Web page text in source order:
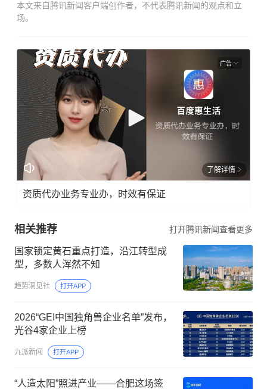
本文来自腾讯新闻客户端创作者，不代表腾讯新闻的观点和立
场。
广告
了解详情
资质代办业务专业办，时效有保证
相关推荐 打开腾讯新闻查看更多
国家锁定黄石重点打造，沿江转型成
型，多数人浑然不知
趋势洞见社 打开APP
2026“GEI中国独角兽企业名单”发布，
光谷4家企业上榜
九派新闻 打开APP
“人造太阳”照进产业——合肥这场签